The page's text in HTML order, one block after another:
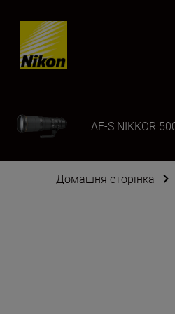
Skip content
AF-S NIKKOR
Домашня сторінка